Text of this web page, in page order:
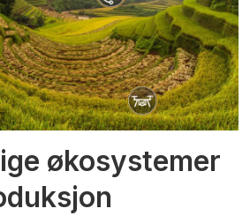
økosystemer